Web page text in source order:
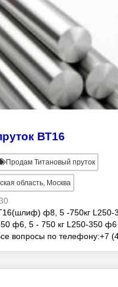
ВТ16
Продам Титановый пруток
область, Москва
ф8, 5 -750кг L250-
ф6, 5 - 750 кг L250-350 ф6
вопросы по телефону:+7